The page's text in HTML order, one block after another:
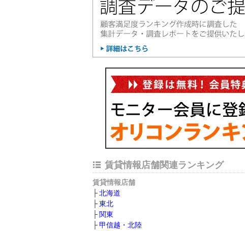
賃貸情報店舗関連ランキング
賃貸情報店舗
北海道
東北
関東
甲信越・北陸